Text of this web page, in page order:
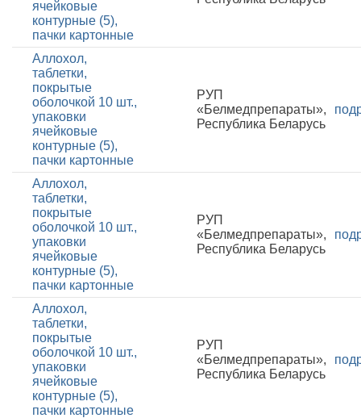
ячейковые
контурные (5),
пачки картонные
Аллохол,
таблетки,
покрытые
оболочкой 10 шт.,
упаковки
ячейковые
контурные (5),
пачки картонные
РУП
«Белмедпрепараты»,
Республика Беларусь
Аллохол,
таблетки,
покрытые
оболочкой 10 шт.,
упаковки
ячейковые
контурные (5),
пачки картонные
РУП
«Белмедпрепараты»,
Республика Беларусь
Аллохол,
таблетки,
покрытые
оболочкой 10 шт.,
упаковки
ячейковые
контурные (5),
пачки картонные
РУП
«Белмедпрепараты»,
Республика Беларусь